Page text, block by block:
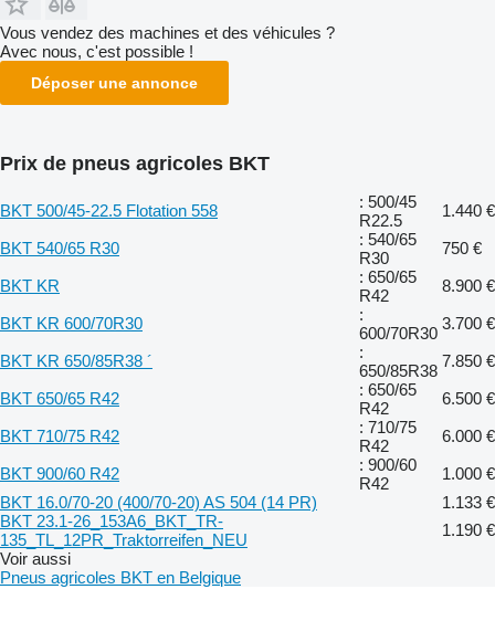
Vous vendez des machines et des véhicules ?
Avec nous, c'est possible !
Déposer une annonce
Prix de pneus agricoles BKT
BKT 500/45-22.5 Flotation 558
: 500/45
R22.5
1.440 €
BKT 540/65 R30
: 540/65
R30
750 €
BKT KR
: 650/65
R42
8.900 €
BKT KR 600/70R30
:
600/70R30
3.700 €
BKT KR 650/85R38 ´
:
650/85R38
7.850 €
BKT 650/65 R42
: 650/65
R42
6.500 €
BKT 710/75 R42
: 710/75
R42
6.000 €
BKT 900/60 R42
: 900/60
R42
1.000 €
BKT 16.0/70-20 (400/70-20) AS 504 (14 PR)
1.133 €
BKT 23.1-26_153A6_BKT_TR-
135_TL_12PR_Traktorreifen_NEU
1.190 €
Voir aussi
Pneus agricoles BKT en Belgique